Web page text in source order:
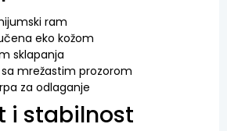
ram
eko kožom
sklapanja
mrežastim prozorom
za odlaganje
i stabilnost